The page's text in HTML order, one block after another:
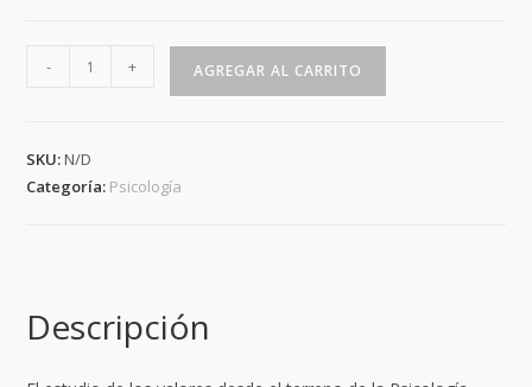
vida
- + AGREGAR AL CARRITO
SKU:N/D
Categoría: Psicología
Descripción